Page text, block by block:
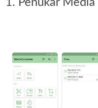
1. Penukar Media